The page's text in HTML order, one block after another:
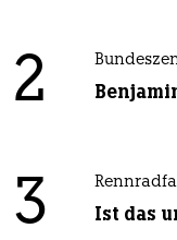
2
3 Ist das